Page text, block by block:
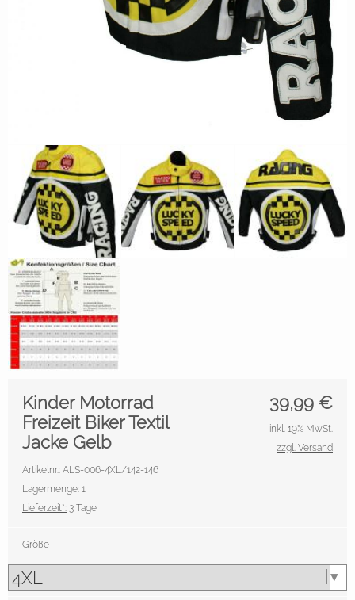
39,99 €
Kinder Motorrad
Freizeit Biker Textil
Jacke Gelb
Artikelnr.: ALS-006-4XL/142-146
Lagermenge: 1
Lieferzeit*: 3 Tage
inkl. 19% MwSt.
zzgl. Versand
Größe